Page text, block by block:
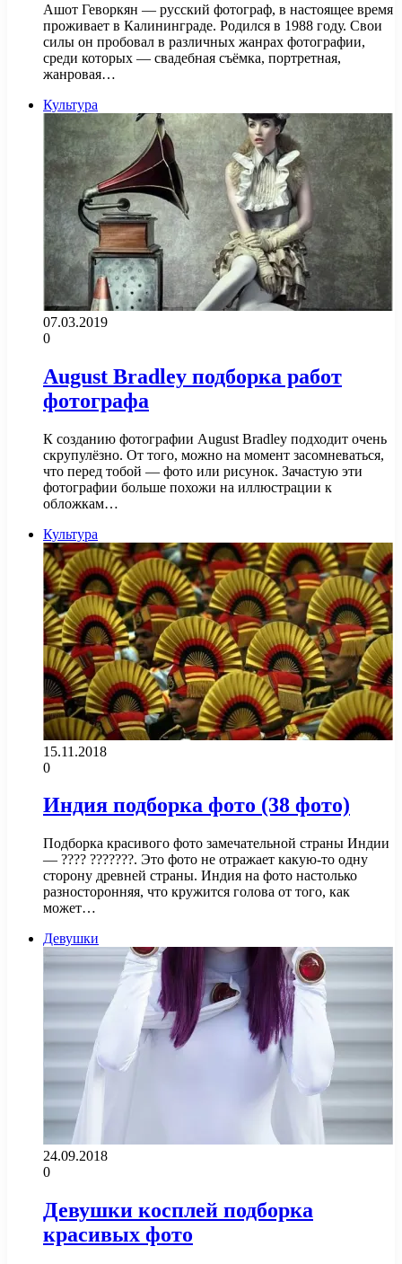
Ашот Геворкян — русский фотограф, в настоящее время
проживает в Калининграде. Родился в 1988 году. Свои
силы он пробовал в различных жанрах фотографии,
среди которых — свадебная съёмка, портретная,
жанровая…
Культура
07.03.2019
0
August Bradley подборка работ
фотографа
К созданию фотографии August Bradley подходит очень
скрупулёзно. От того, можно на момент засомневаться,
что перед тобой — фото или рисунок. Зачастую эти
фотографии больше похожи на иллюстрации к
обложкам…
Культура
15.11.2018
0
Индия подборка фото (38 фото)
Подборка красивого фото замечательной страны Индии
— ???? ???????. Это фото не отражает какую-то одну
сторону древней страны. Индия на фото настолько
разносторонняя, что кружится голова от того, как
может…
Девушки
24.09.2018
0
Девушки косплей подборка
красивых фото